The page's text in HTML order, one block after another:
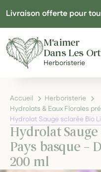
Livraison offerte pour
M'aimer
Dans Les
Herboristerie
Accueil
Herboristerie
Hydrolats & Eaux Florales
Hydrolat Sauge sclarée Bio
Hydrolat
Pays basque –
200 ml